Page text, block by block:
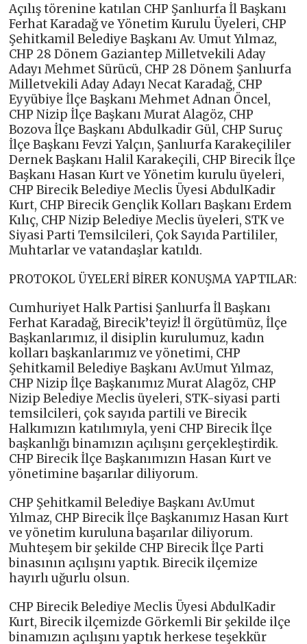
Açılış törenine katılan CHP Şanlıurfa İl Başkanı
Ferhat Karadağ ve Yönetim Kurulu Üyeleri, CHP
Şehitkamil Belediye Başkanı Av. Umut Yılmaz,
CHP 28 Dönem Gaziantep Milletvekili Aday
Adayı Mehmet Sürücü, CHP 28 Dönem Şanlıurfa
Milletvekili Aday Adayı Necat Karadağ, CHP
Eyyübiye İlçe Başkanı Mehmet Adnan Öncel,
CHP Nizip İlçe Başkanı Murat Alagöz, CHP
Bozova İlçe Başkanı Abdulkadir Gül, CHP Suruç
İlçe Başkanı Fevzi Yalçın, Şanlıurfa Karakeçililer
Dernek Başkanı Halil Karakeçili, CHP Birecik İlçe
Başkanı Hasan Kurt ve Yönetim kurulu üyeleri,
CHP Birecik Belediye Meclis Üyesi AbdulKadir
Kurt, CHP Birecik Gençlik Kolları Başkanı Erdem
Kılıç, CHP Nizip Belediye Meclis üyeleri, STK ve
Siyasi Parti Temsilcileri, Çok Sayıda Partililer,
Muhtarlar ve vatandaşlar katıldı.
PROTOKOL ÜYELERİ BİRER KONUŞMA YAPTILAR:
Cumhuriyet Halk Partisi Şanlıurfa İl Başkanı
Ferhat Karadağ, Birecik’teyiz! İl örgütümüz, İlçe
Başkanlarımız, il disiplin kurulumuz, kadın
kolları başkanlarımız ve yönetimi, CHP
Şehitkamil Belediye Başkanı Av.Umut Yılmaz,
CHP Nizip İlçe Başkanımız Murat Alagöz, CHP
Nizip Belediye Meclis üyeleri, STK-siyasi parti
temsilcileri, çok sayıda partili ve Birecik
Halkımızın katılımıyla, yeni CHP Birecik İlçe
başkanlığı binamızın açılışını gerçekleştirdik.
CHP Birecik İlçe Başkanımızın Hasan Kurt ve
yönetimine başarılar diliyorum.
CHP Şehitkamil Belediye Başkanı Av.Umut
Yılmaz, CHP Birecik İlçe Başkanımız Hasan Kurt
ve yönetim kuruluna başarılar diliyorum.
Muhteşem bir şekilde CHP Birecik İlçe Parti
binasının açılışını yaptık. Birecik ilçemize
hayırlı uğurlu olsun.
CHP Birecik Belediye Meclis Üyesi AbdulKadir
Kurt, Birecik ilçemizde Görkemli Bir şekilde ilçe
binamızın açılışını yaptık herkese teşekkür